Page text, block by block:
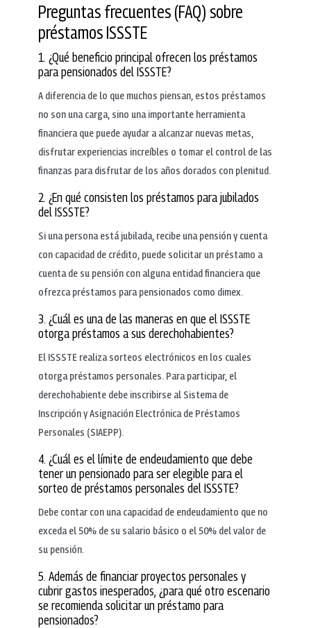
Preguntas frecuentes (FAQ) sobre
préstamos ISSSTE
1. ¿Qué beneficio principal ofrecen los préstamos
para pensionados del ISSSTE?
A diferencia de lo que muchos piensan, estos préstamos
no son una carga, sino una importante herramienta
financiera que puede ayudar a alcanzar nuevas metas,
disfrutar experiencias increíbles o tomar el control de las
finanzas para disfrutar de los años dorados con plenitud.
2. ¿En qué consisten los préstamos para jubilados
del ISSSTE?
Si una persona está jubilada, recibe una pensión y cuenta
con capacidad de crédito, puede solicitar un préstamo a
cuenta de su pensión con alguna entidad financiera que
ofrezca préstamos para pensionados como dimex.
3. ¿Cuál es una de las maneras en que el ISSSTE
otorga préstamos a sus derechohabientes?
El ISSSTE realiza sorteos electrónicos en los cuales
otorga préstamos personales. Para participar, el
derechohabiente debe inscribirse al Sistema de
Inscripción y Asignación Electrónica de Préstamos
Personales (SIAEPP).
4. ¿Cuál es el límite de endeudamiento que debe
tener un pensionado para ser elegible para el
sorteo de préstamos personales del ISSSTE?
Debe contar con una capacidad de endeudamiento que no
exceda el 50% de su salario básico o el 50% del valor de
su pensión.
5. Además de financiar proyectos personales y
cubrir gastos inesperados, ¿para qué otro escenario
se recomienda solicitar un préstamo para
pensionados?